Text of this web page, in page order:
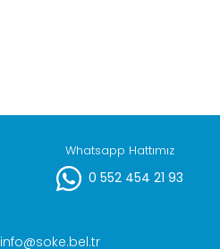
Whatsapp Hattımız
0 552 454 21 93
info@soke.bel.tr